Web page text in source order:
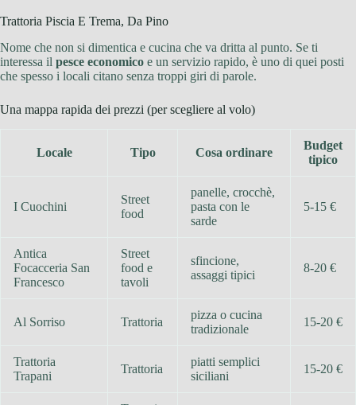
Trattoria Piscia E Trema, Da Pino
Nome che non si dimentica e cucina che va dritta al punto. Se ti
interessa il pesce economico e un servizio rapido, è uno di quei posti
che spesso i locali citano senza troppi giri di parole.
Una mappa rapida dei prezzi (per scegliere al volo)
Locale Tipo Cosa ordinare
Budget
tipico
I Cuochini
Street
food
panelle, crocchè,
pasta con le
sarde
5-15 €
Antica
Focacceria San
Francesco
Street
food e
tavoli
sfincione,
assaggi tipici
8-20 €
Al Sorriso Trattoria
pizza o cucina
tradizionale
15-20 €
Trattoria
Trapani
Trattoria
piatti semplici
siciliani
15-20 €